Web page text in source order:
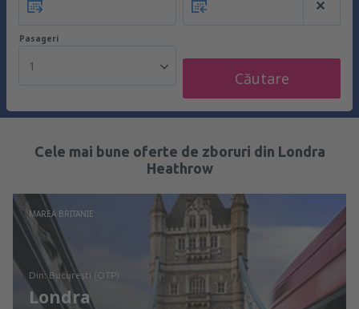
Pasageri
1
Căutare
Cele mai bune oferte de zboruri din Londra
Heathrow
MAREA BRITANIE
din: București (OTP)
Londra